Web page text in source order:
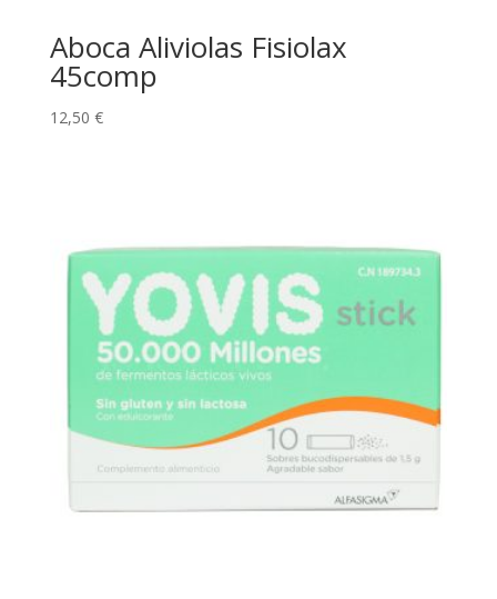
Aboca Aliviolas Fisiolax
45comp
12,50 €